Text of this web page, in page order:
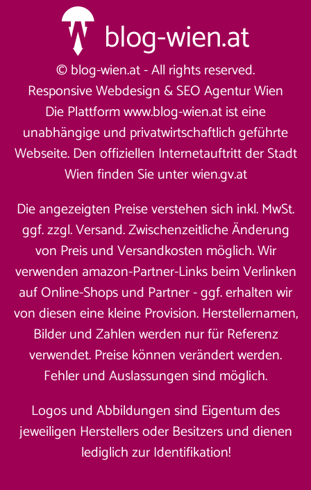
© blog-wien.at - All rights reserved.
Responsive Webdesign &SEO Agentur Wien
Die Plattform www.blog-wien.at ist eine
unabhängige und privatwirtschaftlich geführte
Webseite. Den offiziellen Internetauftritt der Stadt
Wien finden Sie unterwien.gv.at
Die angezeigten Preise verstehen sich inkl. MwSt.
ggf. zzgl. Versand. Zwischenzeitliche Änderung
von Preis und Versandkosten möglich. Wir
verwenden amazon-Partner-Links beim Verlinken
auf Online-Shops und Partner - ggf. erhalten wir
von diesen eine kleine Provision. Herstellernamen,
Bilder und Zahlen werden nur für Referenz
verwendet. Preise können verändert werden.
Fehler und Auslassungen sind möglich.
Logos und Abbildungen sind Eigentum des
jeweiligen Herstellers oder Besitzers und dienen
lediglich zur Identifikation!